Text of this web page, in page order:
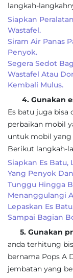
langkah-
Siapkan
Wastafel.
Siram Air Panas
Penyok.
Segera Sedot
Wastafel Atau
Kembali Mulus.
4. Gunakan
Es batu juga
perbaikan mobil
untuk mobil yang
Berikut langkah-
Siapkan Es
Yang Penyok
Tunggu Hingga
Menanggulangi
Lepaskan Es
Sampai Bagian
5. Gunakan
anda terhitung
bernama Pops A
jembatan yang